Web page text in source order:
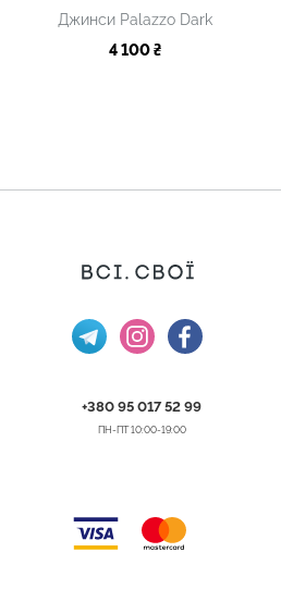
Джинси Palazzo Dark
4 100 ₴
+380 95 017 52 99
ПН-ПТ 10:00-19:00